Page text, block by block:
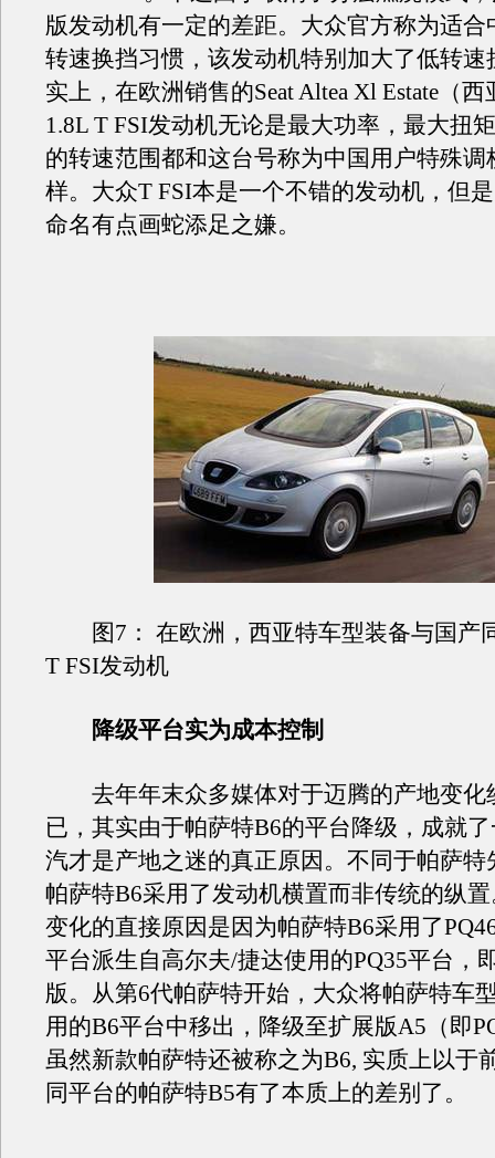
版发动机有一定的差距。大众官方称为适合
转速换挡习惯，该发动机特别加大了低转速
实上，在欧洲销售的Seat Altea Xl Estate（
1.8L T FSI发动机无论是最大功率，最大扭
的转速范围都和这台号称为中国用户特殊调
样。大众T FSI本是一个不错的发动机，但
命名有点画蛇添足之嫌。
图7： 在欧洲，西亚特车型装备与国产
T FSI发动机
降级平台实为成本控制
去年年末众多媒体对于迈腾的产地变化
已，其实由于帕萨特B6的平台降级，成就
汽才是产地之迷的真正原因。不同于帕萨特
帕萨特B6采用了发动机横置而非传统的纵
变化的直接原因是因为帕萨特B6采用了
平台派生自高尔夫/捷达使用的PQ35平台，
版。从第6代帕萨特开始，大众将帕萨特车
用的B6平台中移出，降级至扩展版A5（即
虽然新款帕萨特还被称之为B6, 实质上以于
同平台的帕萨特B5有了本质上的差别了。